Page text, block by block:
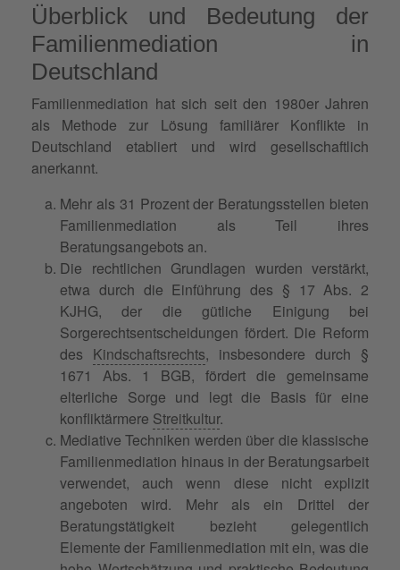
Überblick und Bedeutung der
Familienmediation in
Deutschland
Familienmediation hat sich seit den 1980er Jahren
als Methode zur Lösung familiärer Konflikte in
Deutschland etabliert und wird gesellschaftlich
anerkannt.
Mehr als 31 Prozent der Beratungsstellen bieten
Familienmediation als Teil ihres
Beratungsangebots an.
Die rechtlichen Grundlagen wurden verstärkt,
etwa durch die Einführung des § 17 Abs. 2
KJHG, der die gütliche Einigung bei
Sorgerechtsentscheidungen fördert. Die Reform
des Kindschaftsrechts, insbesondere durch §
1671 Abs. 1 BGB, fördert die gemeinsame
elterliche Sorge und legt die Basis für eine
konfliktärmere Streitkultur.
Mediative Techniken werden über die klassische
Familienmediation hinaus in der Beratungsarbeit
verwendet, auch wenn diese nicht explizit
angeboten wird. Mehr als ein Drittel der
Beratungstätigkeit bezieht gelegentlich
Elemente der Familienmediation mit ein, was die